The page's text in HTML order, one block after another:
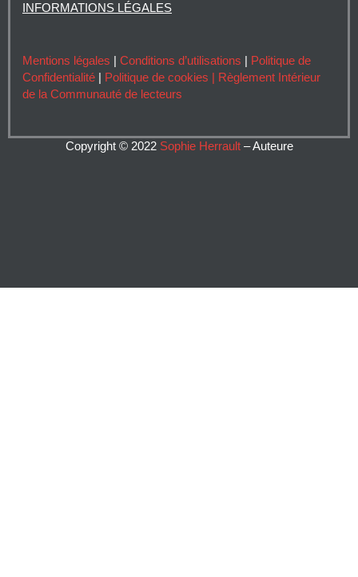
INFORMATIONS LÉGALES
Mentions légales Conditions d’utilisations
Politique de
Confidentialité
Politique de cookies |
Règlement Intérieur
de la Communauté de lecteurs
Copyright © 2022 Sophie Herrault– Auteure